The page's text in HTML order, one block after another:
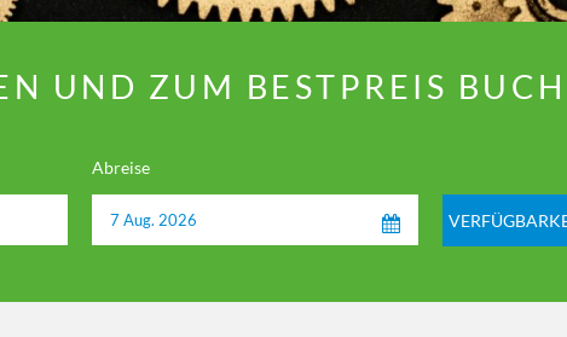
UND ZUM BESTPREIS
Abreise